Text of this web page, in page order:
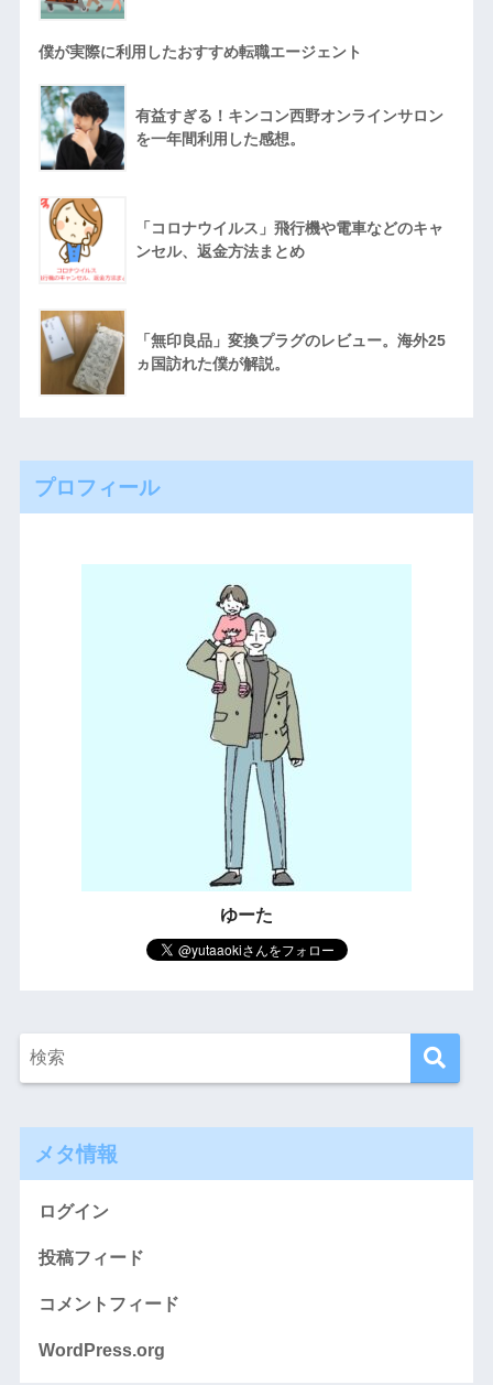
僕が実際に利用したおすすめ転職エージェント
有益すぎる！キンコン西野オンラインサロン
を一年間利用した感想。
「コロナウイルス」飛行機や電車などのキャ
ンセル、返金方法まとめ
「無印良品」変換プラグのレビュー。海外25
ヵ国訪れた僕が解説。
プロフィール
ゆーた
メタ情報
ログイン
投稿フィード
コメントフィード
WordPress.org